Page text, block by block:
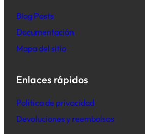
Blog Posts
Documentación
Mapa del sitio
Enlaces rápidos
Política de privacidad
Devoluciones y reembolsos